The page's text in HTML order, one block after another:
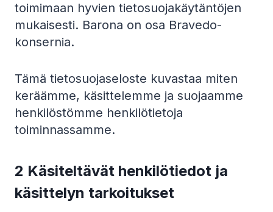
toimimaan hyvien tietosuojakäytäntöjen
mukaisesti. Barona on osa Bravedo-
konsernia.
Tämä tietosuojaseloste kuvastaa miten
keräämme, käsittelemme ja suojaamme
henkilöstömme henkilötietoja
toiminnassamme.
2 Käsiteltävät henkilötiedot ja
käsittelyn tarkoitukset